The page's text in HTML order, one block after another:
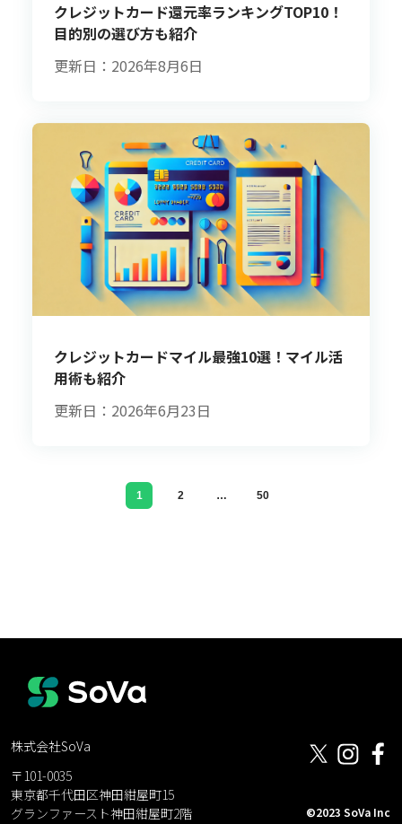
クレジットカード還元率ランキングTOP10！
目的別の選び方も紹介
更新日：2026年8月6日
クレジットカードマイル最強10選！マイル活
用術も紹介
更新日：2026年6月23日
1 2 … 50
株式会社SoVa
〒101-0035
東京都千代田区神田紺屋町15
グランファースト神田紺屋町2階
©2023 SoVa Inc